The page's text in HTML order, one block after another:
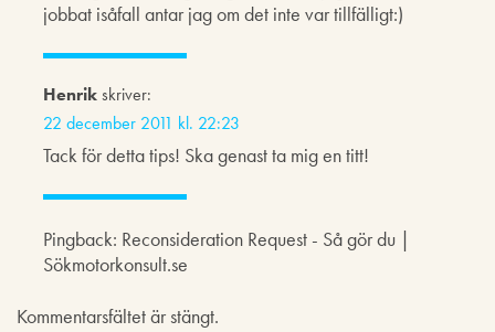
jobbat isåfall antar jag om det inte var tillfälligt:)
Henrikskriver:
22 december 2011 kl. 22:23
Tack för detta tips! Ska genast ta mig en titt!
Pingback: Reconsideration Request - Så gör du |
Sökmotorkonsult.se
Kommentarsfältet är stängt.